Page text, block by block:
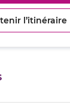
le
numéro
de
du
SUR
l’itinéraire
jusqu'au
de